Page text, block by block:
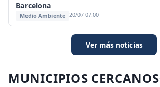
Barcelona
Medio Ambiente 20/07 07:00
Ver más noticias
MUNICIPIOS CERCANOS